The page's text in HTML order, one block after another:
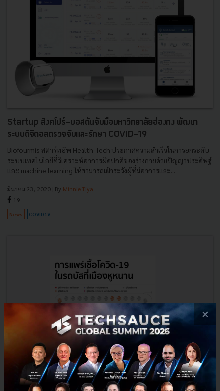
Startup สิงคโปร์-บอสตันจับมือมหาวิทยาลัยฮ่องกง พัฒนา
ระบบดิจิตอลตรวจจับและรักษา COVID-19
Biofourmis สตาร์ทอัพ Health-Tech ประกาศความสำเร็จในการยกระดับ
ระบบเทคโนโลยีที่วิเคราะห์อาการผิดปกติของร่างกายด้วยปัญญาประดิษฐ์
และ machine learning ให้สามารถเฝ้าระวังผู้ที่มีอาการและ...
มีนาคม 23, 2020 | By Minnie Tiya
19
News COVID19
อยู่บ้านหยุดเชื้อเพื่อชาติ ดูภาพจำลองตัวอย่างการติด COVID-19
×